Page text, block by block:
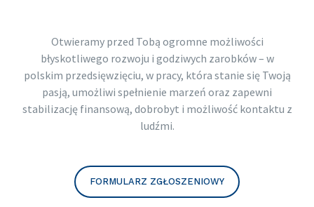
Otwieramy przed Tobą ogromne możliwości
błyskotliwego rozwoju i godziwych zarobków – w
polskim przedsięwzięciu, w pracy, która stanie się Twoją
pasją, umożliwi spełnienie marzeń oraz zapewni
stabilizację finansową, dobrobyt i możliwość kontaktu z
ludźmi.
FORMULARZ ZGŁOSZENIOWY